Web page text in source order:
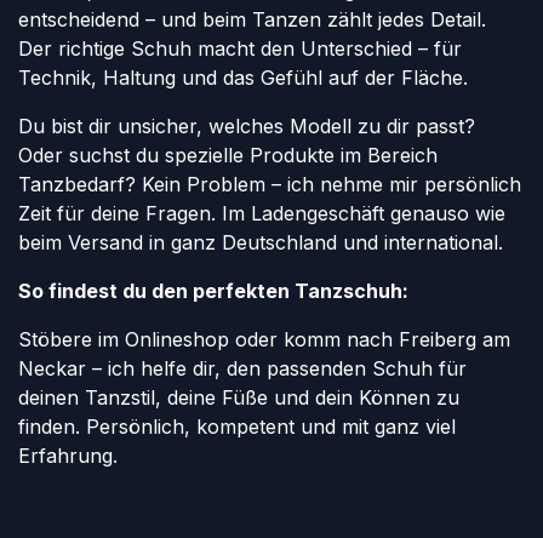
entscheidend – und beim Tanzen zählt jedes Detail.
Der richtige Schuh macht den Unterschied – für
Technik, Haltung und das Gefühl auf der Fläche.
Du bist dir unsicher, welches Modell zu dir passt?
Oder suchst du spezielle Produkte im Bereich
Tanzbedarf? Kein Problem – ich nehme mir persönlich
Zeit für deine Fragen. Im Ladengeschäft genauso wie
beim Versand in ganz Deutschland und international.
So findest du den perfekten Tanzschuh:
Stöbere im Onlineshop oder komm nach Freiberg am
Neckar – ich helfe dir, den passenden Schuh für
deinen Tanzstil, deine Füße und dein Können zu
finden. Persönlich, kompetent und mit ganz viel
Erfahrung.